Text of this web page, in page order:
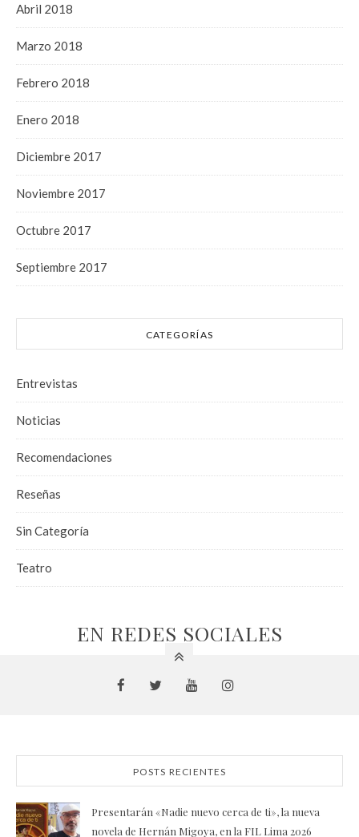
Abril 2018
Marzo 2018
Febrero 2018
Enero 2018
Diciembre 2017
Noviembre 2017
Octubre 2017
Septiembre 2017
CATEGORÍAS
Entrevistas
Noticias
Recomendaciones
Reseñas
Sin Categoría
Teatro
EN REDES SOCIALES
POSTS RECIENTES
Presentarán «Nadie nuevo cerca de ti», la nueva
novela de Hernán Migoya, en la FIL Lima 2026